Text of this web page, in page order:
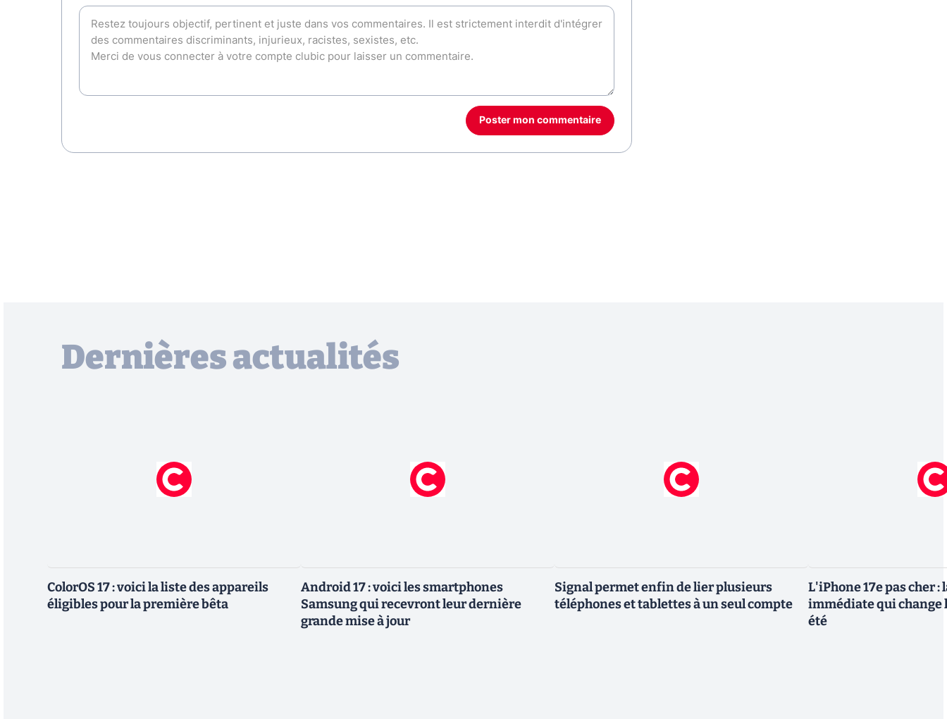
Poster mon commentaire
Dernières actualités
ColorOS 17 : voici la liste des appareils
éligibles pour la première bêta
Android 17 : voici les smartphones
Samsung qui recevront leur dernière
grande mise à jour
Signal permet enfin de lier plusieurs
téléphones et tablettes à un seul compte
L'iPhone 17e pas cher :
immédiate qui change
été